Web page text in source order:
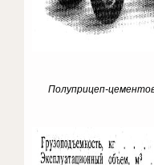
Полуприцеп-